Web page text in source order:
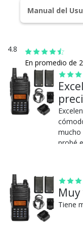
Manual del
4.8
En promedio de
mucho
probé
Ver
Tiene
Te
Si no es lo